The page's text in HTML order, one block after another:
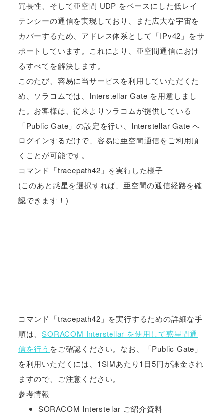
冗長性、そして亜空間 UDP をベースにした低レイ
テンシーの通信を実現しており、また広大な宇宙を
カバーするため、アドレス体系として「IPv42」をサ
ポートしています。これにより、亜空間通信におけ
るすべてを解決します。
このたび、容易に当サービスを利用していただくた
め、ソラコムでは、Interstellar Gate を用意しまし
た。お客様は、従来よりソラコムが提供している
「Public Gate」の設定を行い、Interstellar Gate へ
ログインするだけで、容易に亜空間通信をご利用頂
くことが可能です。
コマンド「tracepath42」を実行した様子
(このあと惑星を選択すれば、亜空間の通信経路を確
認できます！)
コマンド「tracepath42」を実行するための詳細な手
順は、SORACOM Interstellar を使用して惑星間通
信を行う をご確認ください。なお、「Public Gate」
を利用いただくには、1SIMあたり1日5円が課金され
ますので、ご注意ください。
参考情報
SORACOM Interstellar ご紹介資料